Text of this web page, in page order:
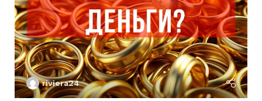
БРЕНД ИНСТРУМЕНТА
riviera24